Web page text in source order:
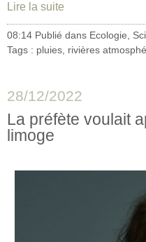
Lire la suite
08:14 Publié dans Ecologie,
Tags : pluies, rivières
28/12/2022
La préfète voulait
limoge